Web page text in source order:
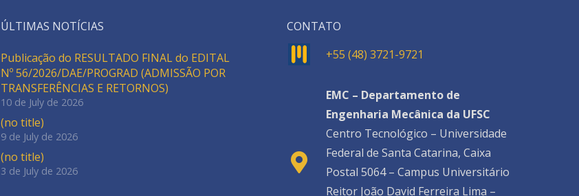
ÚLTIMAS NOTÍCIAS
Publicação do RESULTADO FINAL do EDITAL
Nº 56/2026/DAE/PROGRAD (ADMISSÃO POR
TRANSFERÊNCIAS E RETORNOS)
10 de July de 2026
(no title)
9 de July de 2026
(no title)
3 de July de 2026
CONTATO
+55 (48) 3721-9721
EMC – Departamento de
Engenharia Mecânica da UFSC
Centro Tecnológico – Universidade
Federal de Santa Catarina, Caixa
Postal 5064 – Campus Universitário
Reitor João David Ferreira Lima –